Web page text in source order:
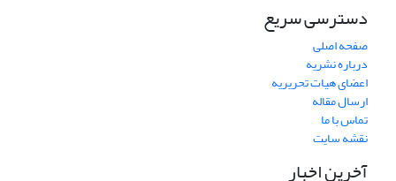
دسترسی سریع
صفحه اصلی
درباره نشریه
اعضای هیات تحریریه
ارسال مقاله
تماس با ما
نقشه سایت
آخرین اخبار